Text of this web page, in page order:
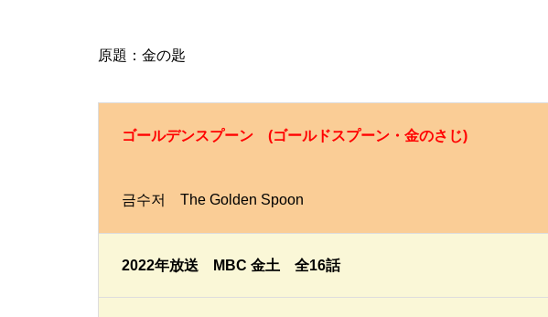
原題：金の匙
ゴールデンスプーン (ゴールドスプーン・金のさじ)
금수저 The Golden Spoon
2022年放送 MBC 金土 全16話